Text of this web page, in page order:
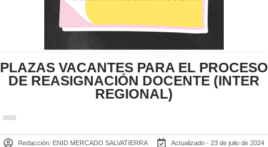
PLAZAS VACANTES PARA EL PROCESO
DE REASIGNACIÓN DOCENTE (INTER
REGIONAL)
Redacción: ENID MERCADO SALVATIERRA Actualizado - 23 de julio de 2024